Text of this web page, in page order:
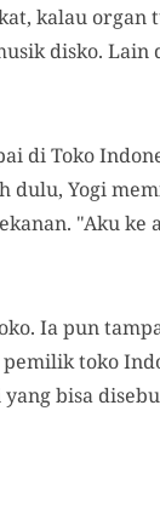
kalau
disko.
di Toko
dulu, Yogi
"Aku ke
Ia pun
toko
bisa